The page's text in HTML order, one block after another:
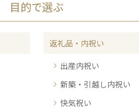
目的で選ぶ
返礼品・内祝い
出産内祝い
新築・引越し内祝い
快気祝い